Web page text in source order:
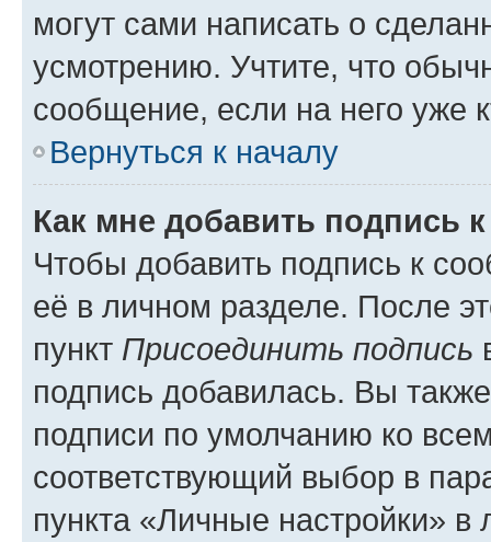
могут сами написать о
усмотрению. Учтите, что
сообщение, если на него уже
Вернуться к началу
Как мне добавить подпись
Чтобы добавить подпись к
её в личном разделе. После
пункт Присоединить подпись
подпись добавилась. Вы
подписи по умолчанию ко
соответствующий выбор в
пункта «Личные настройки»